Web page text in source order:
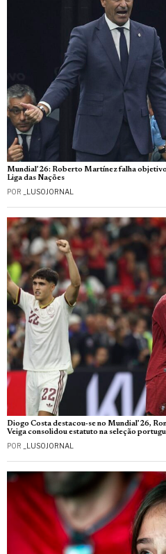
Mundial’26: Roberto Martínez falha
Liga das Nações
POR _LUSOJORNAL
Diogo Costa destacou‑se no Mundial’26,
Veiga consolidou estatuto na seleção
POR _LUSOJORNAL